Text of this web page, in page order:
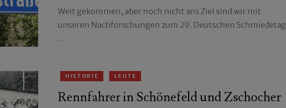
Weit gekommen, aber noch nicht ans Ziel sind wir mit
unseren Nachforschungen zum 29. Deutschen Schmiedetag
…
HISTORIE LEUTE
Rennfahrer in Schönefeld und Zschocher